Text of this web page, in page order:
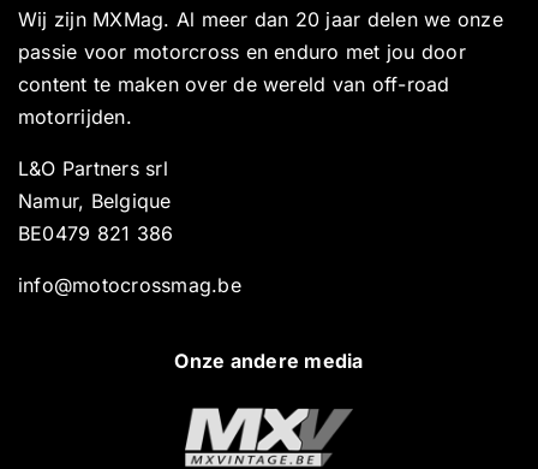
Wij zijn MXMag. Al meer dan 20 jaar delen we onze
passie voor motorcross en enduro met jou door
content te maken over de wereld van off-road
motorrijden.
L&O Partners srl
Namur, Belgique
BE0479 821 386
info@motocrossmag.be
Onze andere media